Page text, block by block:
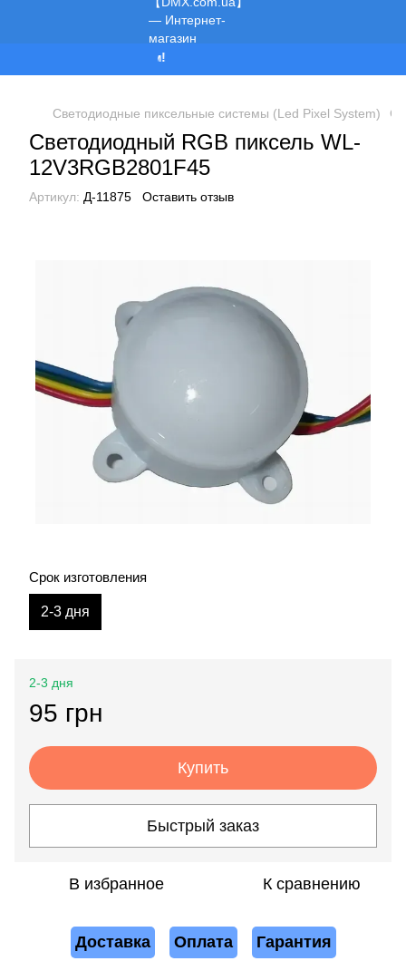
Светодиодные пиксельные системы (Led Pixel System)
Светодиодный RGB пиксель WL-
12V3RGB2801F45
Артикул: Д-11875 Оставить отзыв
Срок изготовления
2-3 дня
2-3 дня
95 грн
Купить
Быстрый заказ
В избранное К сравнению
Доставка Оплата Гарантия